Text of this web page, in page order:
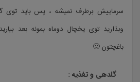
سرماییش برطرف نمیشه ، پس باید توی
وبذارید توی یخچال دوماه بمونه بعد
باغچتون 🙂
گلدهی و تغذیه :